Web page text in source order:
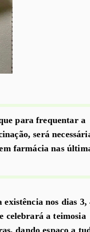
para frequentar a
será
farmácia nas
nos dias 3,
celebrará a teimosia